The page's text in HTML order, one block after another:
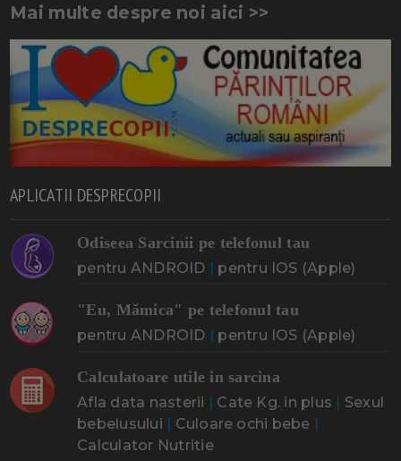
Mai multe despre noi aici >>
APLICATII DESPRECOPII
Odiseea Sarcinii pe telefonul tau
pentru ANDROID | pentru IOS (Apple)
"Eu, Mămica" pe telefonul tau
pentru ANDROID | pentru IOS (Apple)
Calculatoare utile in sarcina
Afla data nasterii | Cate Kg. in plus | Sexul
bebelusului | Culoare ochi bebe |
Calculator Nutritie